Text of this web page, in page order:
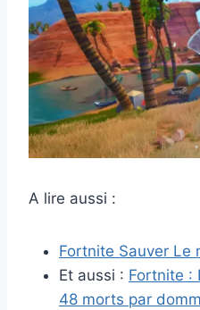
A lire aussi :
Fortnite Sauver Le
Et aussi : Fortnite :
48 morts par